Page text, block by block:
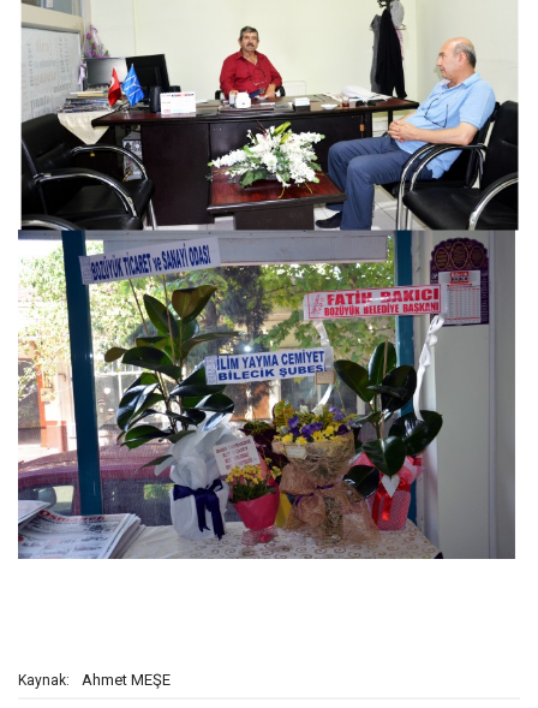
Kaynak: Ahmet MEŞE